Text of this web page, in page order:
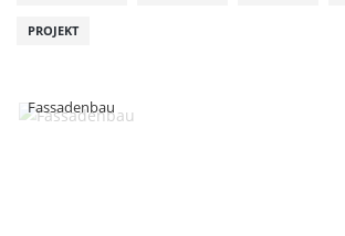
PROJEKT
Fassadenbau